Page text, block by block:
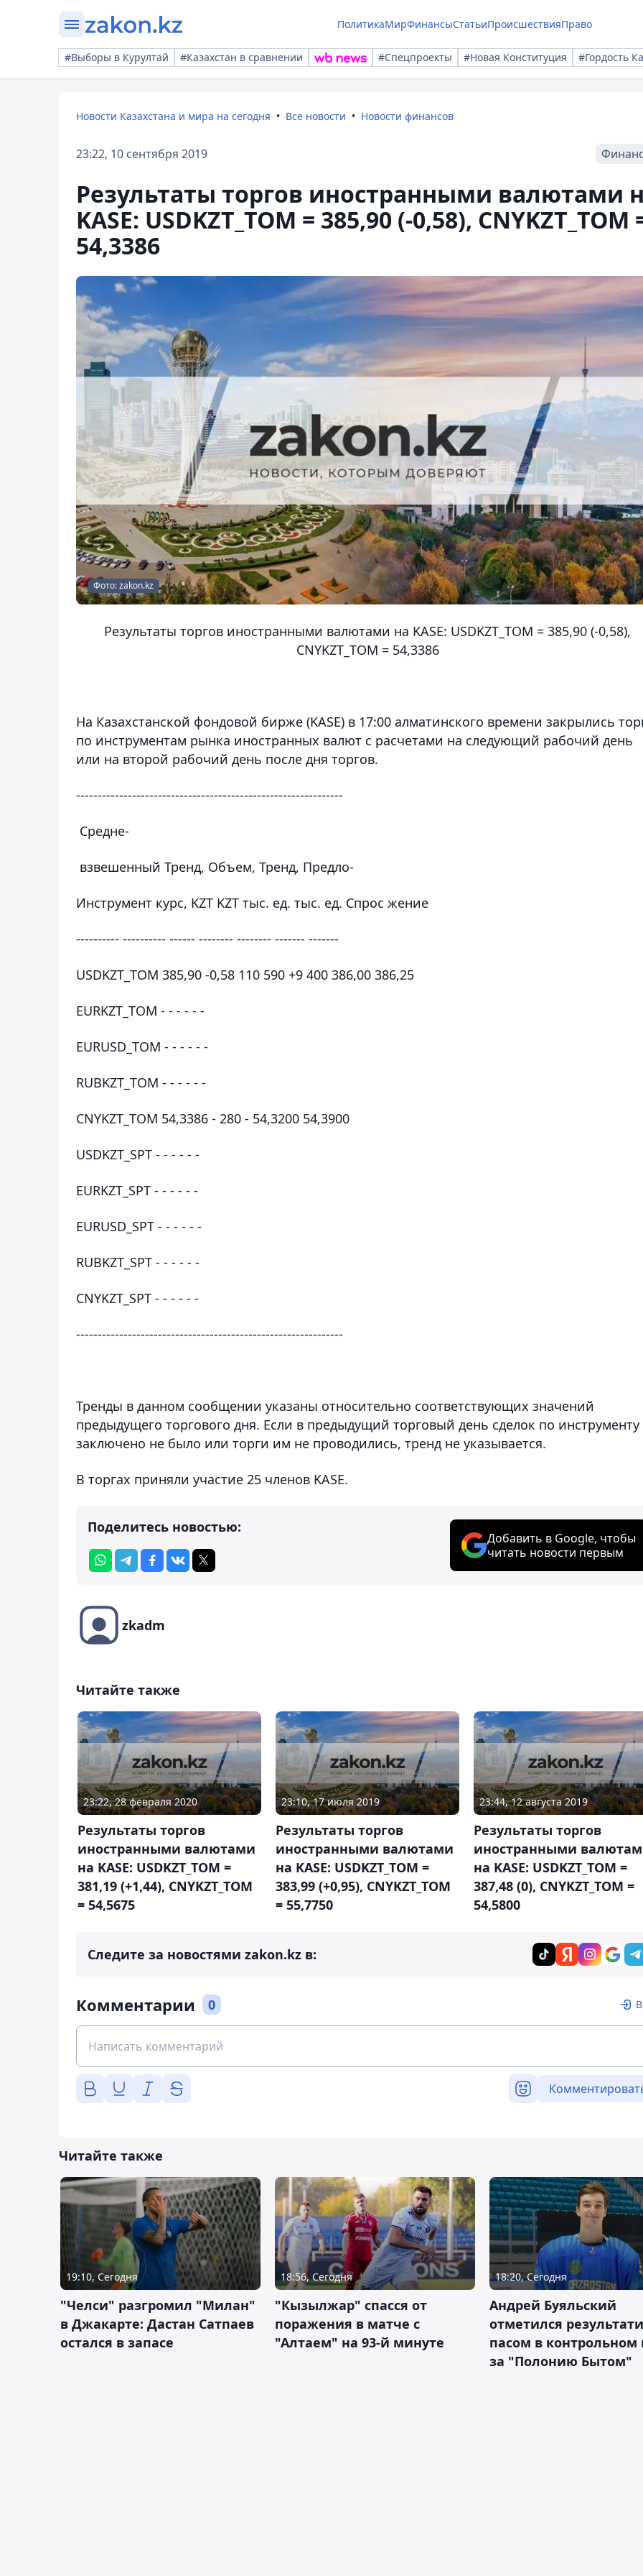
ПолитикаМирФинансыСтатьиПроисшествияПраво
#Выборы в Курултай #Казахстан в сравнении #Спецпроекты #Новая Конституция #Гордость
Новости Казахстана и мира на сегодня Все новости Новости финансов
23:22, 10 сентября 2019
Результаты торгов иностранными валютами
KASE: USDKZT_TOM = 385,90 (-0,58), CNYKZT_TOM
54,3386
Фото: zakon.kz
Результаты торгов иностранными валютами на KASE: USDKZT_TOM = 385,90 (-0,58),
CNYKZT_TOM = 54,3386
На Казахстанской фондовой бирже (KASE) в 17:00 алматинского времени закрылись
по инструментам рынка иностранных валют с расчетами на следующий рабочий день
или на второй рабочий день после дня торгов.
--------------------------------------------------------------
Средне-
взвешенный Тренд, Объем, Тренд, Предло-
Инструмент курс, KZT KZT тыс. ед. тыс. ед. Спрос жение
---------- ---------- ------ -------- -------- ------- -------
USDKZT_TOM 385,90 -0,58 110 590 +9 400 386,00 386,25
EURKZT_TOM - - - - - -
EURUSD_TOM - - - - - -
RUBKZT_TOM - - - - - -
CNYKZT_TOM 54,3386 - 280 - 54,3200 54,3900
USDKZT_SPT - - - - - -
EURKZT_SPT - - - - - -
EURUSD_SPT - - - - - -
RUBKZT_SPT - - - - - -
CNYKZT_SPT - - - - - -
--------------------------------------------------------------
Тренды в данном сообщении указаны относительно соответствующих значений
предыдущего торгового дня. Если в предыдущий торговый день сделок по инструменту
заключено не было или торги им не проводились, тренд не указывается.
В торгах приняли участие 25 членов KASE.
Поделитесь новостью:
Добавить в Google, чтобы
читать новости первым
zkadm
Читайте также
23:22, 28 февраля 2020
Результаты торгов
иностранными валютами
на KASE: USDKZT_TOM =
381,19 (+1,44), CNYKZT_TOM
= 54,5675
23:10, 17 июля 2019
Результаты торгов
иностранными валютами
на KASE: USDKZT_TOM =
383,99 (+0,95), CNYKZT_TOM
= 55,7750
23:44, 12 августа 2019
Результаты торгов
иностранными
на KASE: USDKZT_TOM =
387,48 (0), CNYKZT_TOM =
54,5800
Следите за новостями zakon.kz в:
Комментарии 0
Читайте также
19:10, Сегодня
"Челси" разгромил "Милан"
в Джакарте: Дастан Сатпаев
остался в запасе
18:56, Сегодня
"Кызылжар" спасся от
поражения в матче с
"Алтаем" на 93-й минуте
18:20, Сегодня
Андрей Буяльский
отметился
пасом в контрольном
за "Полонию Бытом"